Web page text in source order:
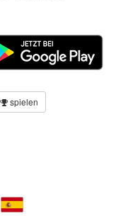
spielen